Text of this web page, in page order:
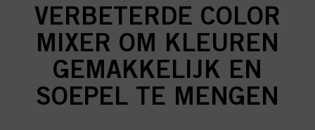
VERBETERDE COLOR
MIXER OM KLEUREN
GEMAKKELIJK EN
SOEPEL TE MENGEN